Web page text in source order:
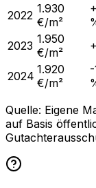
2022 1.930
€/m²
2023 1.950
€/m²
2024 1.920
€/m²
Quelle: Eigene
auf Basis